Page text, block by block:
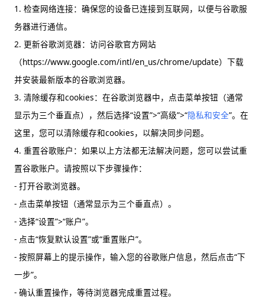
1. 检查网络连接：确保您的设备已连接到互联网，以便与谷歌服
务器进行通信。
2. 更新谷歌浏览器：访问谷歌官方网站
（https://www.google.com/intl/en_us/chrome/update）下载
并安装最新版本的谷歌浏览器。
3. 清除缓存和cookies：在谷歌浏览器中，点击菜单按钮（通常
显示为三个垂直点），然后选择“设置”>“高级”>“隐私和安全”。在
这里，您可以清除缓存和cookies，以解决同步问题。
4. 重置谷歌账户：如果以上方法都无法解决问题，您可以尝试重
置谷歌账户。请按照以下步骤操作：
- 打开谷歌浏览器。
- 点击菜单按钮（通常显示为三个垂直点）。
- 选择“设置”>“账户”。
- 点击“恢复默认设置”或“重置账户”。
- 按照屏幕上的提示操作，输入您的谷歌账户信息，然后点击“下
一步”。
- 确认重置操作，等待浏览器完成重置过程。